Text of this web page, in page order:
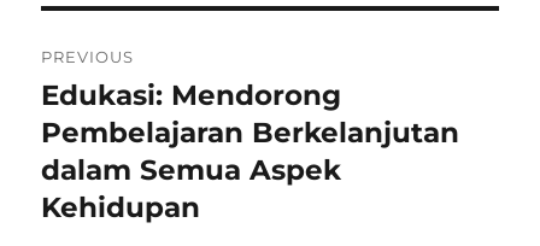
pos
PREVIOUS
Previous
post:
Edukasi: Mendorong
Pembelajaran Berkelanjutan
dalam Semua Aspek
Kehidupan